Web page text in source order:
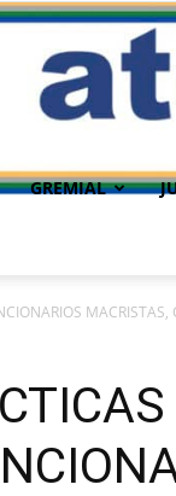
GREMIAL